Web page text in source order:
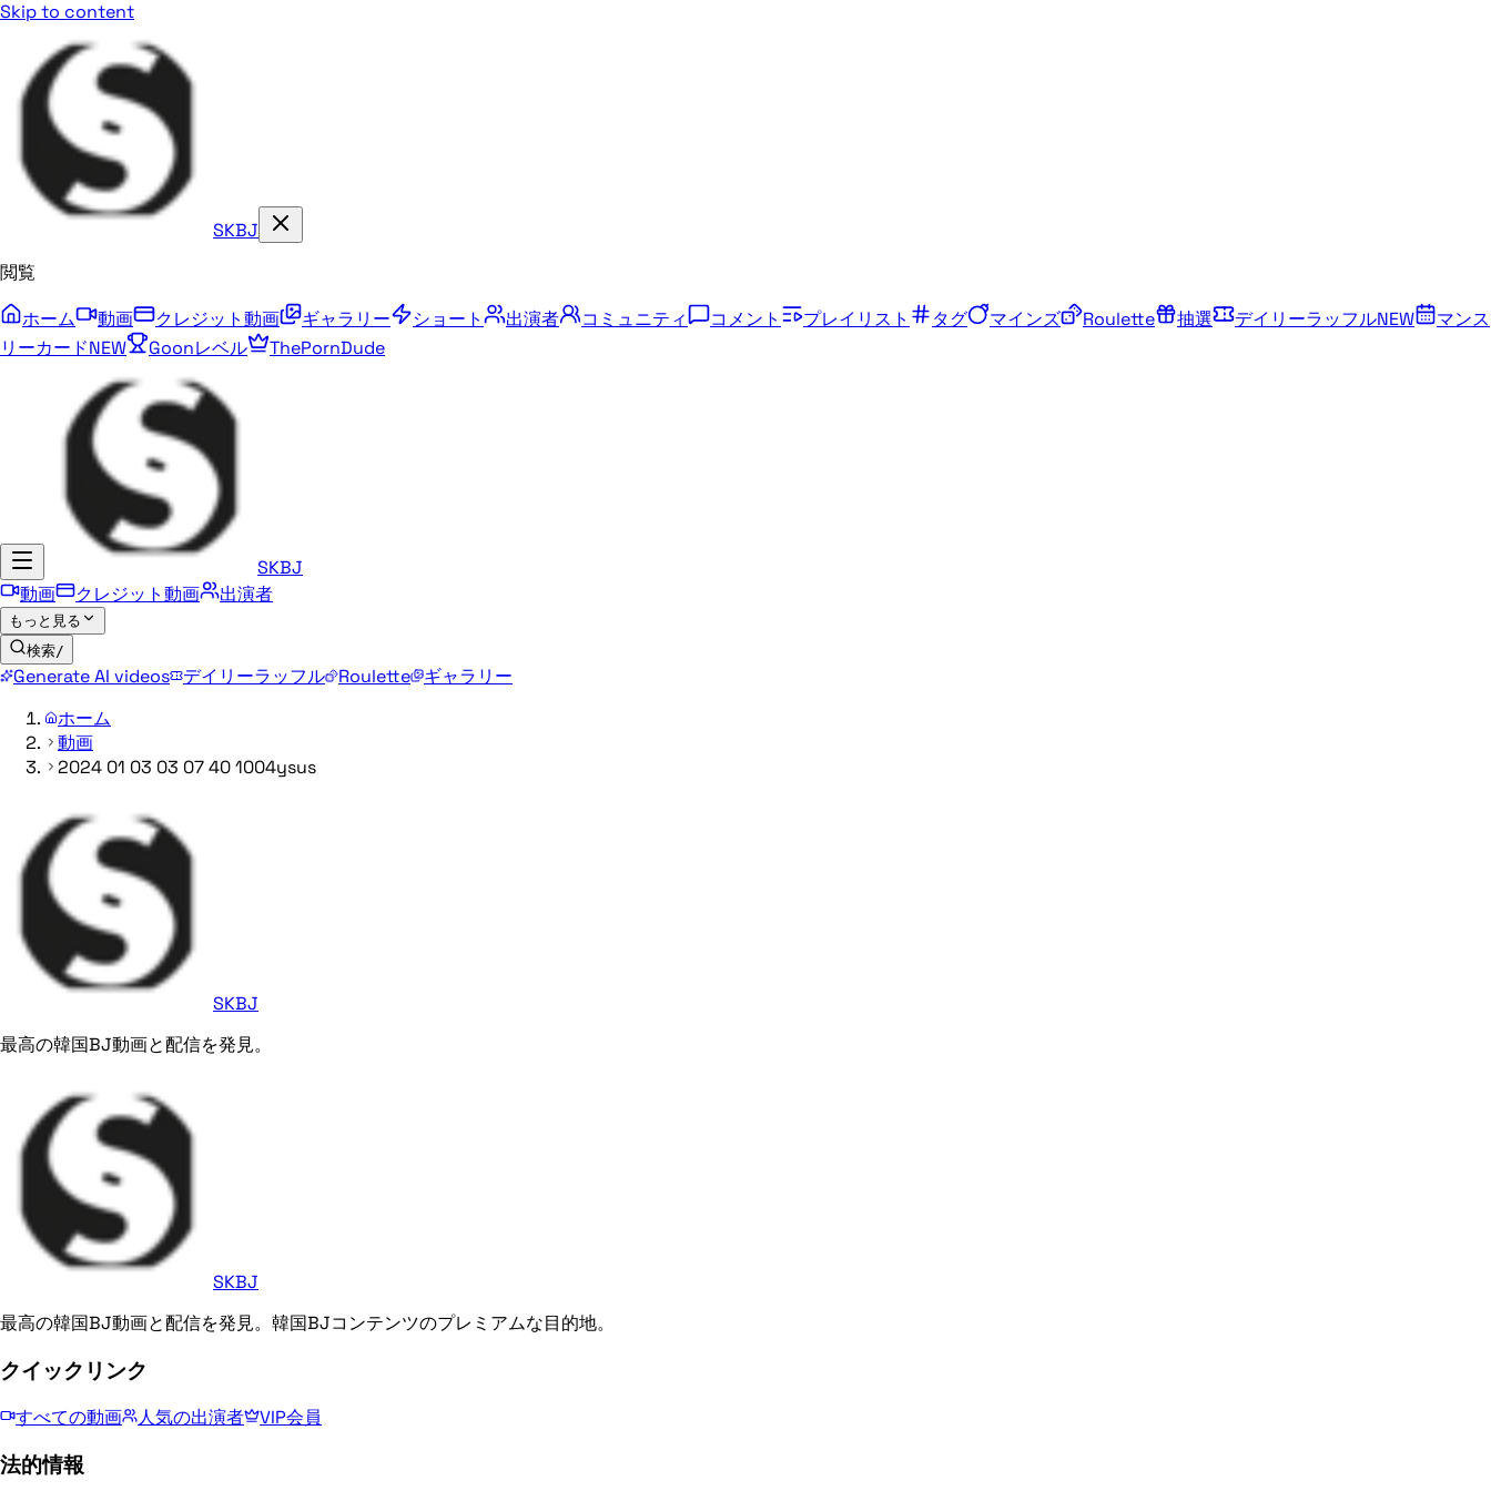
Skip to content
SKBJ
閲覧
ホーム
動画 クレジット動画 ギャラリー ショート 出演者 コミュニティ コメント プレイリスト タグ マインズ Roulette 抽選 デイリーラッフルNEW
マンス
リーカードNEW Goonレベル ThePornDude
SKBJ
動画
クレジット動画 出演者
もっと見る
検索/
Generate AI videos デイリーラッフル Roulette
ギャラリー
ホーム
動画
2024 01 03 03 07 40 1004ysus
SKBJ
最高の韓国BJ動画と配信を発見。
SKBJ
最高の韓国BJ動画と配信を発見。韓国BJコンテンツのプレミアムな目的地。
クイックリンク
すべての動画 人気の出演者 VIP会員
法的情報